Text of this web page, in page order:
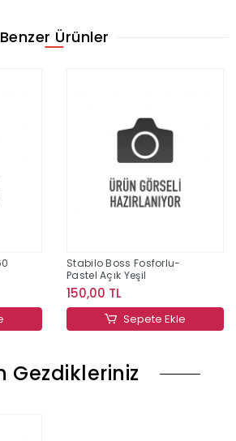
Benzer Ürünler
Stabilo Boss Fosforlu-
Pastel Açık Yeşil
150,00 TL
Sepete Ekle
Gezdikleriniz